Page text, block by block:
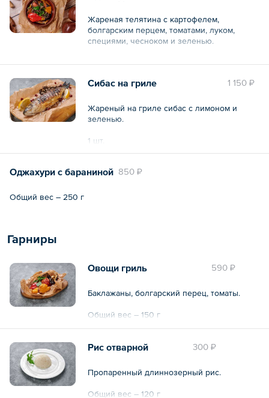
Жареная телятина с картофелем,
болгарским перцем, томатами, луком,
специями, чесноком и зеленью.
Общий вес – 250 г
1 150 ₽
Сибас на гриле
Жареный на гриле сибас с лимоном и
зеленью.
1 шт.
850 ₽
Оджахури с бараниной
Общий вес – 250 г
Гарниры
590 ₽
Овощи гриль
Баклажаны, болгарский перец, томаты.
Общий вес – 150 г
300 ₽
Рис отварной
Пропаренный длиннозерный рис.
Общий вес – 120 г